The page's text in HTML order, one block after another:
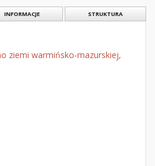
INFORMACJE STRUKTURA
ziemi warmińsko-mazurskiej,